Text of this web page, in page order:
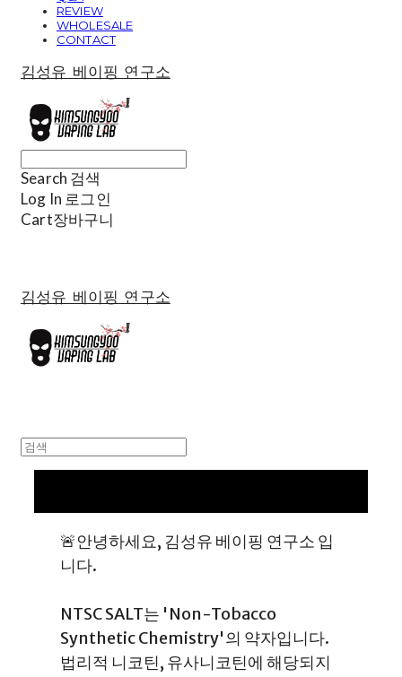
REVIEW
WHOLESALE
CONTACT
김성유 베이핑 연구소
Search 검색
Log In 로그인
Cart장바구니
김성유 베이핑 연구소
🚨안녕하세요, 김성유 베이핑 연구소 입
니다.
NTSC SALT는 'Non-Tobacco
Synthetic Chemistry'의 약자입니다.
법리적 니코틴, 유사니코틴에 해당되지